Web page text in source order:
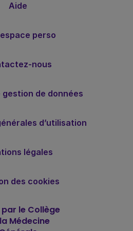
Aide
perso
nous
gestion de données
d’utilisation
légales
des cookies
le Collège
Médecine